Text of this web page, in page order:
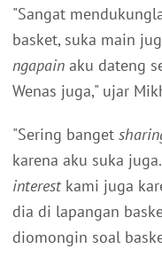
"Sangat
basket, suka main
ngapain aku dateng
Wenas juga," ujar
"Sering banget
karena aku suka
interestkami juga
dia di lapangan
diomongin soal